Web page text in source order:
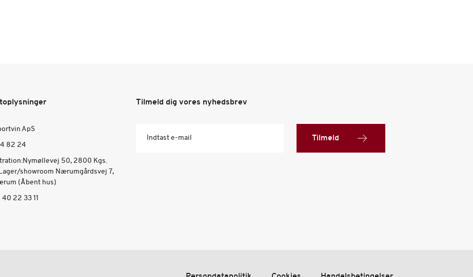
ApS
82 24
50, 2800 Kgs.
showroom Nærumgårdsvej 7,
(Åbent hus)
22 33 11
Tilmeld dig vores nyhedsbrev
Indtast e-mail Tilmeld